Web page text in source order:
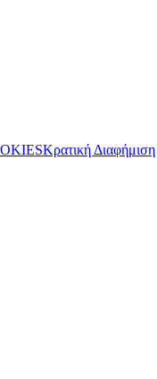
Κρατική Διαφήμιση